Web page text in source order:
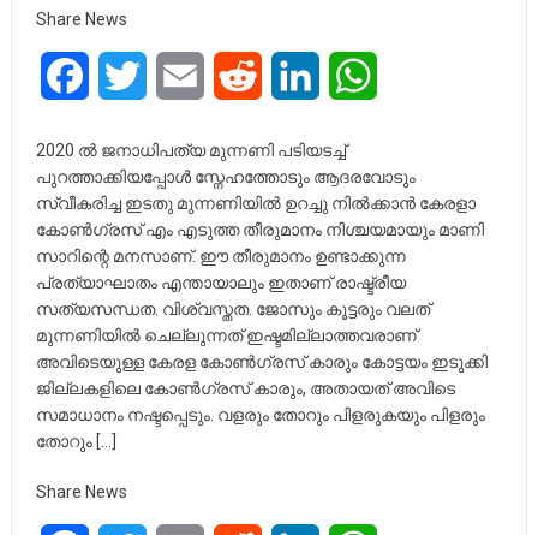
Share News
FacebookTwitter Email Reddit LinkedIn
2020 ൽ ജനാധിപത്യ മുന്നണി പടിയടച്ച്
പുറത്താക്കിയപ്പോൾ സ്നേഹത്തോടും ആദരവോടും
സ്വീകരിച്ച ഇടതു മുന്നണിയിൽ ഉറച്ചു നിൽക്കാൻ കേരളാ
കോൺഗ്രസ് എം എടുത്ത തീരുമാനം നിശ്ചയമായും മാണി
സാറിന്റെ മനസാണ്. ഈ തീരുമാനം ഉണ്ടാക്കുന്ന
പ്രത്യാഘാതം എന്തായാലും ഇതാണ് രാഷ്ട്രീയ
സത്യസന്ധത. വിശ്വസ്തത. ജോസും കൂട്ടരും വലത്
മുന്നണിയിൽ ചെല്ലുന്നത് ഇഷ്ടമില്ലാത്തവരാണ്
അവിടെയുള്ള കേരള കോൺഗ്രസ് കാരും കോട്ടയം ഇടുക്കി
ജില്ലകളിലെ കോൺഗ്രസ് കാരും, അതായത് അവിടെ
സമാധാനം നഷ്ടപ്പെടും. വളരും തോറും പിളരുകയും പിളരും
തോറും […]
Share News